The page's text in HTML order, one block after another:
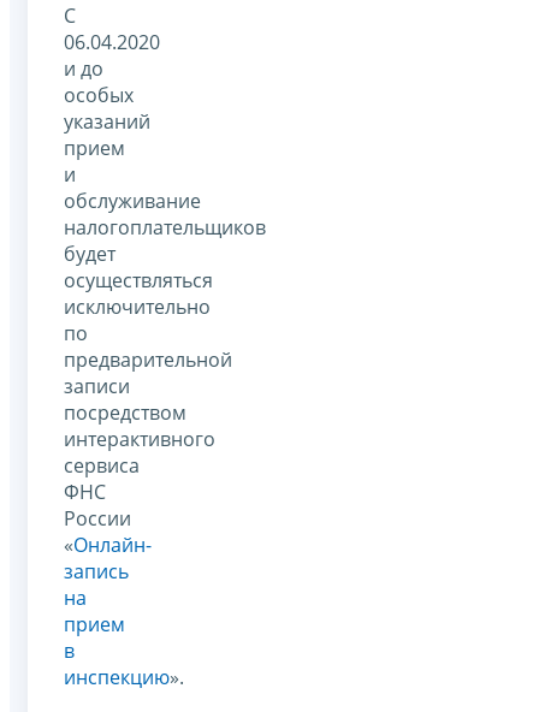
С
06.04.2020
и до
особых
указаний
прием
и
обслуживание
налогоплательщиков
будет
осуществляться
исключительно
по
предварительной
записи
посредством
интерактивного
сервиса
ФНС
России
«Онлайн-
запись
на
прием
в
инспекцию».